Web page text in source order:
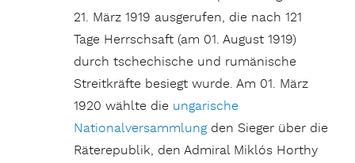
21. März 1919 ausgerufen, die nach 121
Tage Herrschsaft (am 01. August 1919)
durch tschechische und rumänische
Streitkräfte besiegt wurde. Am 01. März
1920 wählte die ungarische
Nationalversammlungden Sieger über die
Räterepublik, den Admiral Miklós Horthy